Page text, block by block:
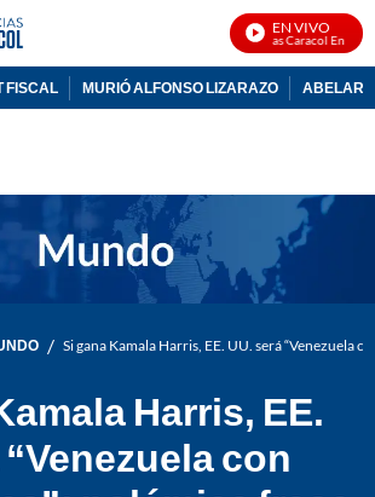
EN VIVO
Noticias Caracol En Vivo
FISCAL MURIÓ ALFONSO LIZARAZO
/ Si gana Kamala Harris, EE. UU. será “Venezuela
Harris, EE.
con